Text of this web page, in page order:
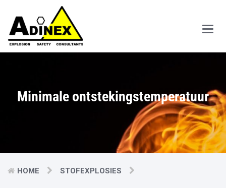
Main
Minimale ontstekingstemperatuur
HOME STOFEXPLOSIES